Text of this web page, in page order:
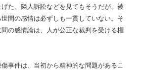
た、隣人訴訟などを見てもそうだが、被
間の感情は必ずしも一貫していない。そ
の感情論は、人が公正な裁判を受ける権
事件は、当初から精神的な問題があるこ